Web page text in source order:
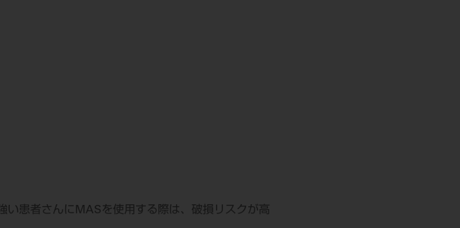
い患者さんにMASを使用する際は、破損リスクが高